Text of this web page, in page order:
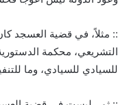
:: مثلاً، في قضية العسجد
التشريعي، محكمة
للسيادي للسيادي، وما